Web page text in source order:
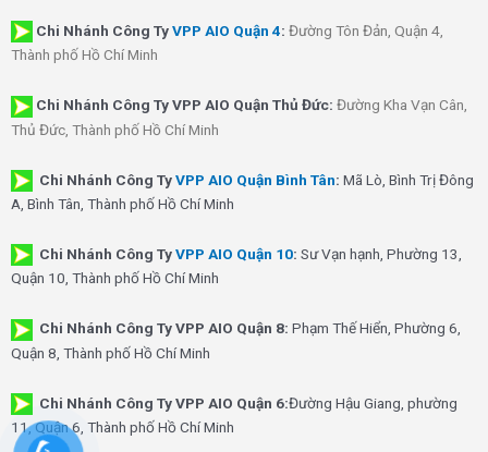
Chi Nhánh Công TyVPP AIO Quận 4: Đường Tôn Đản, Quận 4,
Thành phố Hồ Chí Minh
Chi Nhánh Công Ty VPP AIO Quận Thủ Đức: Đường Kha Vạn Cân,
Thủ Đức, Thành phố Hồ Chí Minh
Chi Nhánh Công TyVPP AIO Quận Bình Tân: Mã Lò, Bình Trị Đông
A, Bình Tân, Thành phố Hồ Chí Minh
Chi Nhánh Công TyVPP AIO Quận 10: Sư Vạn hạnh, Phường 13,
Quận 10, Thành phố Hồ Chí Minh
Chi Nhánh Công Ty VPP AIO Quận 8: Phạm Thế Hiển, Phường 6,
Quận 8, Thành phố Hồ Chí Minh
Chi Nhánh Công Ty VPP AIO Quận 6:Đường Hậu Giang, phường
11, Quận 6, Thành phố Hồ Chí Minh